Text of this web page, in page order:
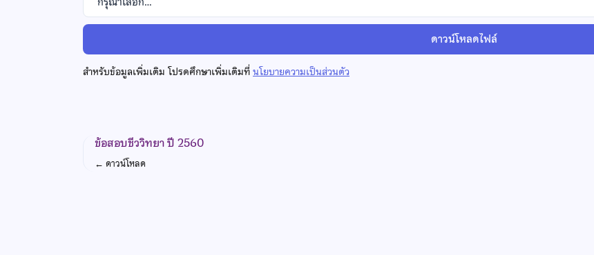
ดาวน์โหลดไฟล์
สำหรับข้อมูลเพิ่มเติม โปรดศึกษาเพิ่มเติมที่นโยบายความเป็นส่วนตัว
ข้อสอบชีววิทยา ปี 2560
← ดาวน์โหลด